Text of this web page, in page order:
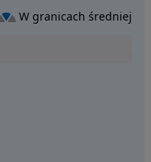
W granicach średniej